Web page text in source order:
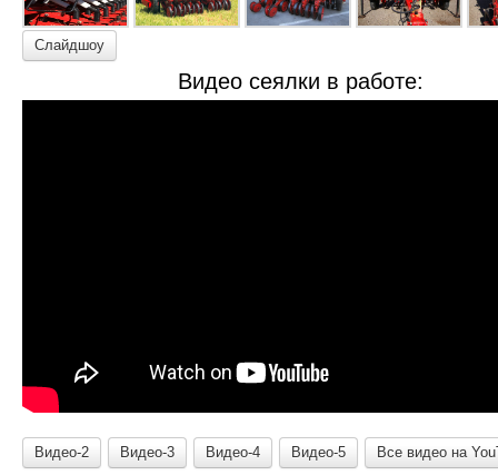
Слайдшоу
Видео сеялки в работе:
Видео-2 Видео-3 Видео-4 Видео-5 Все видео на